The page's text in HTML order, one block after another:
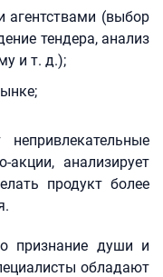
агентствами (выбор
тендера, анализ
и т. д.);
анализирует
продукт более
признание души и
обладают